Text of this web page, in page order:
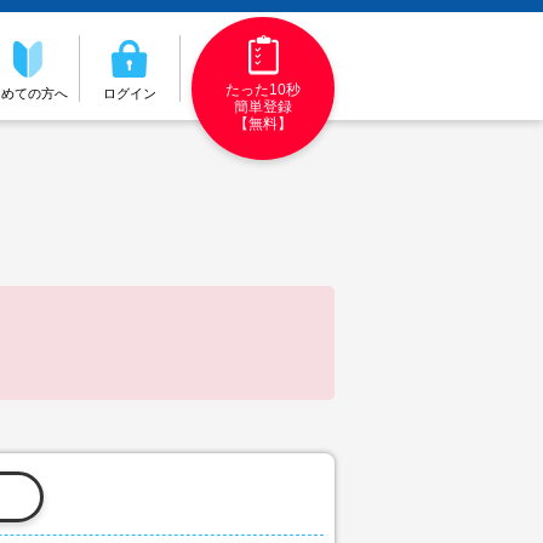
ての方へ ログイン
たった10秒
簡単登録
【無料】